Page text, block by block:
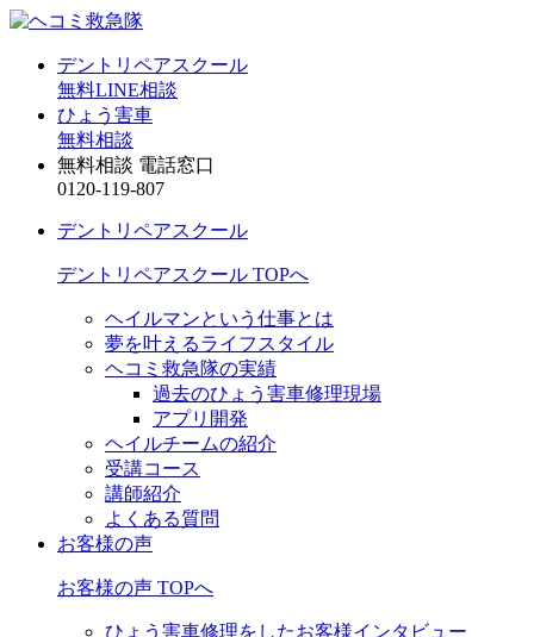
デントリペアスクール
無料LINE相談
ひょう害車
無料相談
無料相談 電話窓口
0120-119-807
デントリペアスクール
デントリペアスクール TOPへ
ヘイルマンという仕事とは
夢を叶えるライフスタイル
ヘコミ救急隊の実績
過去のひょう害車修理現場
アプリ開発
ヘイルチームの紹介
受講コース
講師紹介
よくある質問
お客様の声
お客様の声 TOPへ
ひょう害車修理をしたお客様インタビュー